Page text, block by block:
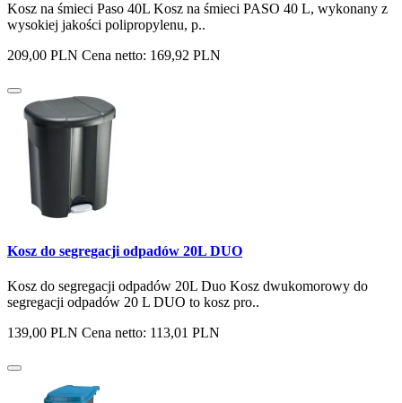
Kosz na śmieci Paso 40L Kosz na śmieci PASO 40 L, wykonany z
wysokiej jakości polipropylenu, p..
209,00 PLN Cena netto: 169,92 PLN
Kosz do segregacji odpadów 20L DUO
Kosz do segregacji odpadów 20L Duo Kosz dwukomorowy do
segregacji odpadów 20 L DUO to kosz pro..
139,00 PLN Cena netto: 113,01 PLN